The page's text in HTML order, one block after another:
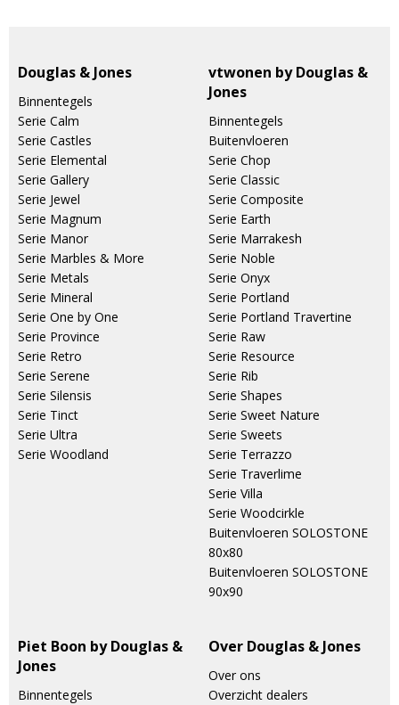
Douglas & Jones
Binnentegels
Serie Calm
Serie Castles
Serie Elemental
Serie Gallery
Serie Jewel
Serie Magnum
Serie Manor
Serie Marbles & More
Serie Metals
Serie Mineral
Serie One by One
Serie Province
Serie Retro
Serie Serene
Serie Silensis
Serie Tinct
Serie Ultra
Serie Woodland
vtwonen by Douglas &
Jones
Binnentegels
Buitenvloeren
Serie Chop
Serie Classic
Serie Composite
Serie Earth
Serie Marrakesh
Serie Noble
Serie Onyx
Serie Portland
Serie Portland Travertine
Serie Raw
Serie Resource
Serie Rib
Serie Shapes
Serie Sweet Nature
Serie Sweets
Serie Terrazzo
Serie Traverlime
Serie Villa
Serie Woodcirkle
Buitenvloeren SOLOSTONE
80x80
Buitenvloeren SOLOSTONE
90x90
Piet Boon by Douglas &
Jones
Binnentegels
Over Douglas & Jones
Over ons
Overzicht dealers